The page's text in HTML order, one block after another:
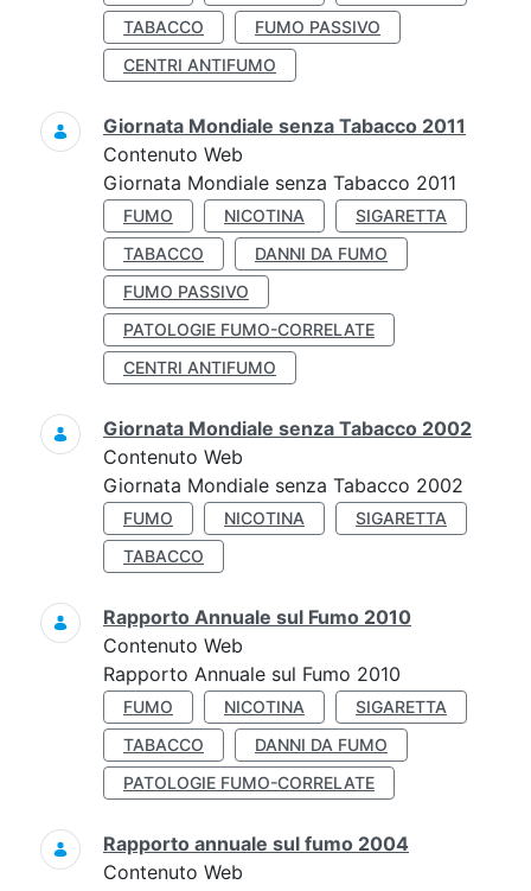
TABACCO
FUMO PASSIVO
CENTRI ANTIFUMO
Giornata Mondiale senza Tabacco 2011
Contenuto Web
Giornata Mondiale senza Tabacco 2011
FUMO NICOTINA
SIGARETTA
TABACCO
DANNI DA FUMO
FUMO PASSIVO
PATOLOGIE FUMO-CORRELATE
CENTRI ANTIFUMO
Giornata Mondiale senza Tabacco 2002
Contenuto Web
Giornata Mondiale senza Tabacco 2002
FUMO NICOTINA
SIGARETTA
TABACCO
Rapporto Annuale sul Fumo 2010
Contenuto Web
Rapporto Annuale sul Fumo 2010
FUMO NICOTINA
SIGARETTA
TABACCO
DANNI DA FUMO
PATOLOGIE FUMO-CORRELATE
Rapporto annuale sul fumo 2004
Contenuto Web